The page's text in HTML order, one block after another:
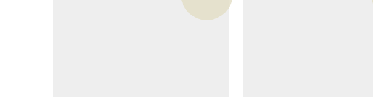
Le prix actuel est : 1295€.